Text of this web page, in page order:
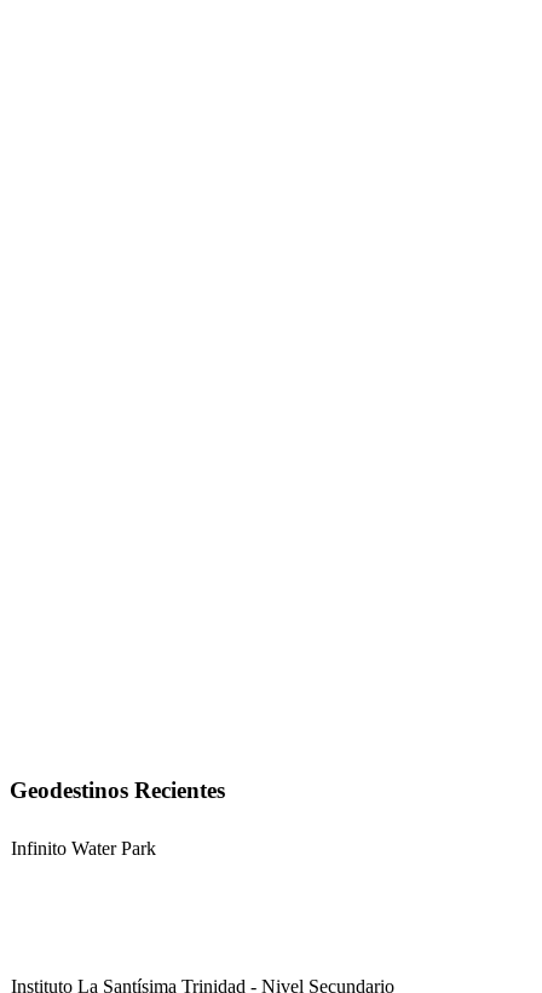
Geodestinos Recientes
Infinito Water Park
Instituto La Santísima Trinidad - Nivel Secundario